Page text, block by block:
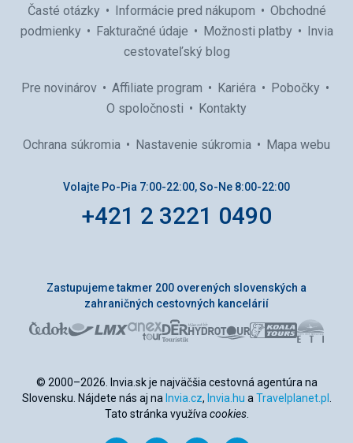
Časté otázky Informácie pred nákupom
Obchodné
podmienky
Fakturačné údaje Možnosti platby
Invia
cestovateľský blog
Pre novinárov Affiliate program Kariéra
Pobočky
O spoločnosti
Kontakty
Ochrana súkromia Nastavenie súkromia Mapa webu
Volajte Po-Pia 7:00-22:00, So-Ne 8:00-22:00
+421 2 3221 0490
Zastupujeme takmer 200 overených slovenských a
zahraničných cestovných kancelárií
© 2000–2026. Invia.sk je najväčšia cestovná agentúra na
Slovensku. Nájdete nás aj na Invia.cz, Invia.hu a Travelplanet.pl
Tato stránka využíva cookies.